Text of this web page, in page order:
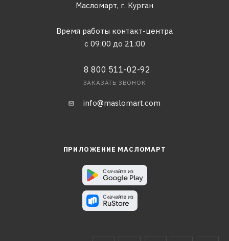
Масломарт, г. Курган
Время работы контакт-центра
с 09:00 до 21:00
8 800 511-02-92
ЗАКАЗАТЬ ЗВОНОК
info@maslomart.com
ПРИЛОЖЕНИЕ МАСЛОМАРТ